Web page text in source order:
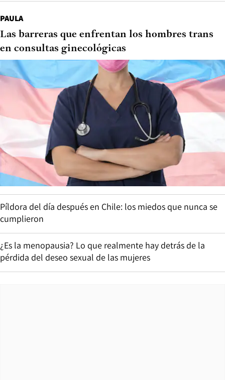
PAULA
Las barreras que enfrentan los hombres trans
en consultas ginecológicas
Píldora del día después en Chile: los miedos que nunca se
cumplieron
¿Es la menopausia? Lo que realmente hay detrás de la
pérdida del deseo sexual de las mujeres